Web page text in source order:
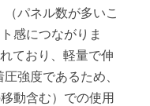
パネル数が多いこ
感につながりま
ており、軽量で伸
強度であるため、
動含む）での使用